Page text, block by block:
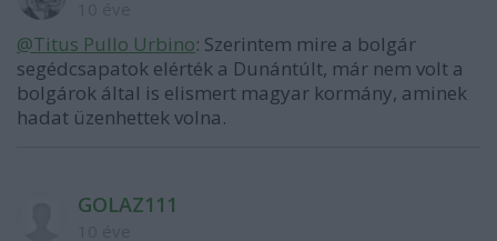
@Titus Pullo Urbino: Szerintem mire a bolgár
segédcsapatok elérték a Dunántúlt, már nem volt a
bolgárok által is elismert magyar kormány, aminek
hadat üzenhettek volna.
GOLAZ111